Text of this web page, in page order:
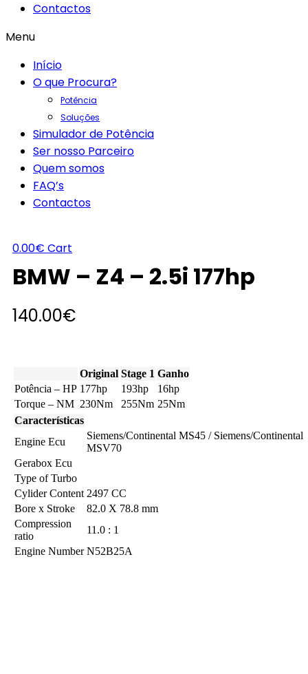
Contactos
Menu
Início
O que Procura?
Potência
Soluções
Simulador de Potência
Ser nosso Parceiro
Quem somos
FAQ’s
Contactos
0.00€ Cart
BMW – Z4 – 2.5i 177hp
140.00€
Original Stage 1 Ganho
Potência – HP 177hp 193hp
16hp
Torque – NM 230Nm 255Nm 25Nm
Características
Engine Ecu
Siemens/Continental MS45 / Siemens/Continental
MSV70
Gerabox Ecu
Type of Turbo
Cylider Content 2497 CC
Bore x Stroke
82.0 X 78.8 mm
Compression
ratio
11.0 : 1
Engine Number N52B25A